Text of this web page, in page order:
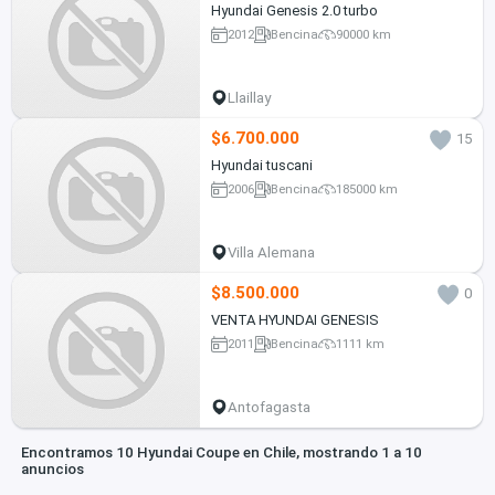
Hyundai Genesis 2.0 turbo
2012 Bencina 90000 km
Llaillay
$6.700.000
15
Hyundai tuscani
2006 Bencina 185000 km
Villa Alemana
$8.500.000
0
VENTA HYUNDAI GENESIS
2011 Bencina 1111 km
Antofagasta
Encontramos 10 Hyundai Coupe en Chile, mostrando 1 a 10
anuncios